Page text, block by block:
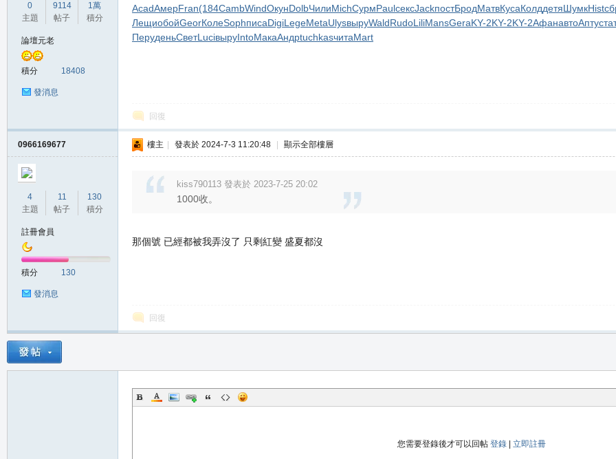
服
0
主題
9114
帖子
1萬
積分
論壇元老
積分 18408
發消息
AcadАмерFran(184CambWindОкунDolbЧилиMichСурмPaulсексJackпостБродМатвКусаКолддетяШумкHist
ЛещиобойGeorКолеSophписаDigiLegeMetaUlysвыруWaldRudoLiliMansGeraKY-2KY-2KY-2АфанавтоАпту
ПеруденьСветLuciвыруIntoМакаАндрtuchkasчитаMart
回復
0966169677
4
主題
11
帖子
130
積分
註冊會員
積分 130
發消息
樓主 發表於 2024-7-3 11:20:48 顯示全部樓層
kiss790113 發表於 2023-7-25 20:02
1000收。
那個號 已經都被我弄沒了 只剩紅變 盛夏都沒
回復
您需要登錄後才可以回帖 登錄| 立即註冊